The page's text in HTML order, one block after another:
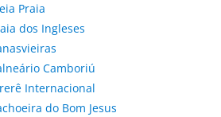
Praia
dos Ingleses
Camboriú
Internacional
do Bom Jesus